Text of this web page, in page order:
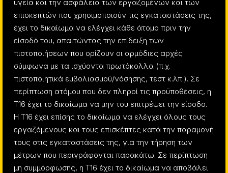
υγεία και την ασφάλεια των εργαζομένων και των
επισκεπτών που χρησιμοποιούν τις εγκαταστάσεις της,
έχει το δικαίωμα να ελέγχει κάθε άτομο πριν την
είσοδό του, απαιτώντας την επίδειξη των
πιστοποιήσεων που ορίζουν οι αρμόδιες αρχές
σύμφωνα με τα ισχύοντα πρωτόκολλα (π.χ.
πιστοποιητικά εμβολιασμού/νόσησης, τεστ κ.λπ.). Σε
περίπτωση ατόμου που δεν πληροί τις προϋποθέσεις, η
Τ16 έχει το δικαίωμα να μην του επιτρέψει την είσοδο.
Η Τ16 έχει επίσης το δικαίωμα να ελέγχει όλους τους
εργαζόμενους και τους επισκέπτες κατά την παραμονή
τους στις εγκαταστάσεις της, για την τήρηση των
μέτρων που περιγράφονται παρακάτω. Σε περίπτωση
μη συμμόρφωσης, η Τ16 έχει το δικαίωμα να αποβάλει